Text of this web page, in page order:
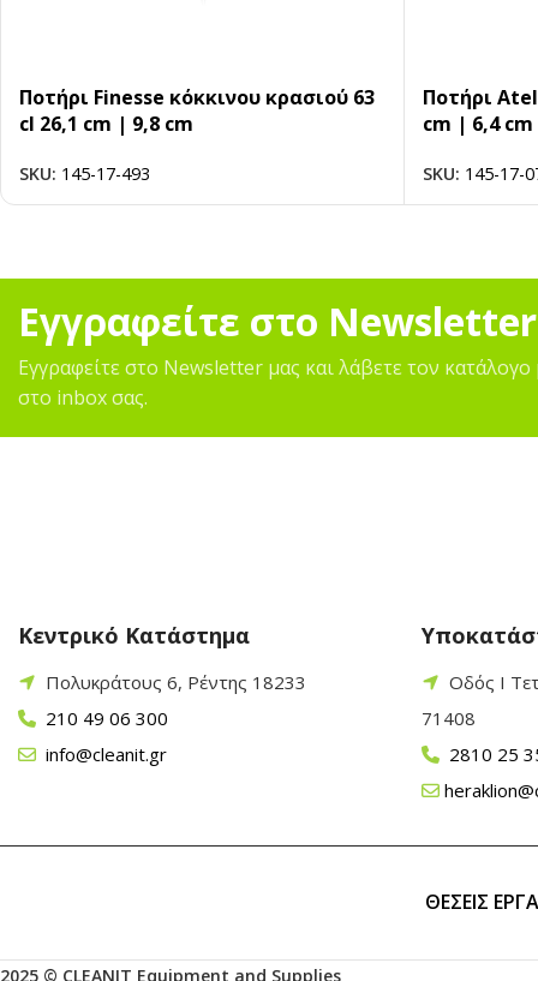
Ποτήρι Finesse κόκκινου κρασιού 63
cl 26,1 cm | 9,8 cm
SKU: 145-17-493
Ποτήρι
cm | 6,4 cm
SKU: 145-17-
Εγγραφείτε στο
Εγγραφείτε στο Newsletter μας και λάβετε τον
στο inbox σας.
Κεντρικό Κατάστημα
Πολυκράτους 6, Ρέντης 18233
210 49 06 300
info@cleanit.gr
Οδός Ι
71408
2810 25
ΘΕΣΕΙΣ
2025 © CLEANIT Equipment and Supplies